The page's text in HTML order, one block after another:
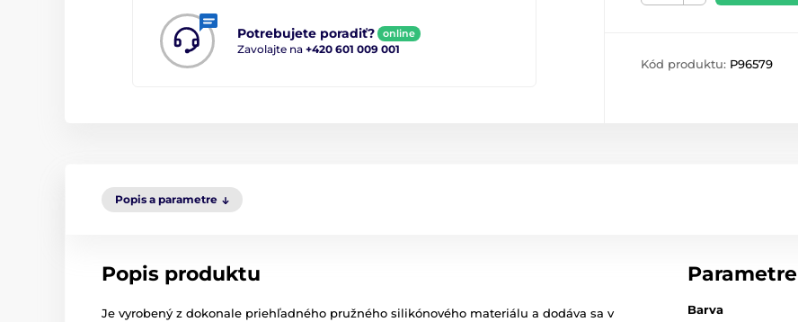
Potrebujete poradiť? online
Zavolajte na +420 601 009 001
Kód produktu: P96579
Popis a parametre
Popis produktu
Je vyrobený z dokonale priehľadného pružného silikónového materiálu a dodáva sa v
Parametre
Barva